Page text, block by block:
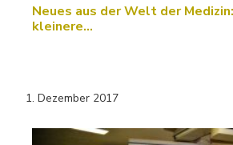
Neues aus der Welt der
kleinere…
1. Dezember 2017